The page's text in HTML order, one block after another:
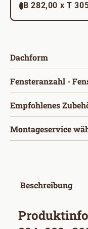
B 282,00 x T
Dachform
Fensteranzahl -
Empfohlenes
Montageservice
Beschreibung